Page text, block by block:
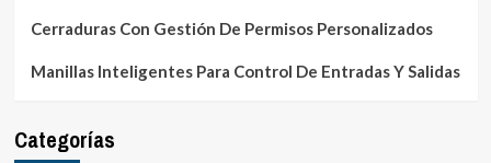
Cerraduras Con Gestión De Permisos Personalizados
Manillas Inteligentes Para Control De Entradas Y Salidas
Categorías